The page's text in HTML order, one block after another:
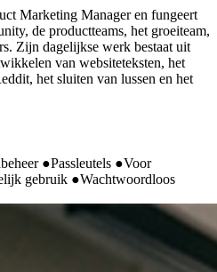
Marketing Manager en fungeert
de productteams, het groeiteam,
Zijn dagelijkse werk bestaat uit
van websiteteksten, het
het sluiten van lussen en het
●Passleutels ●Voor
gebruik ●Wachtwoordloos